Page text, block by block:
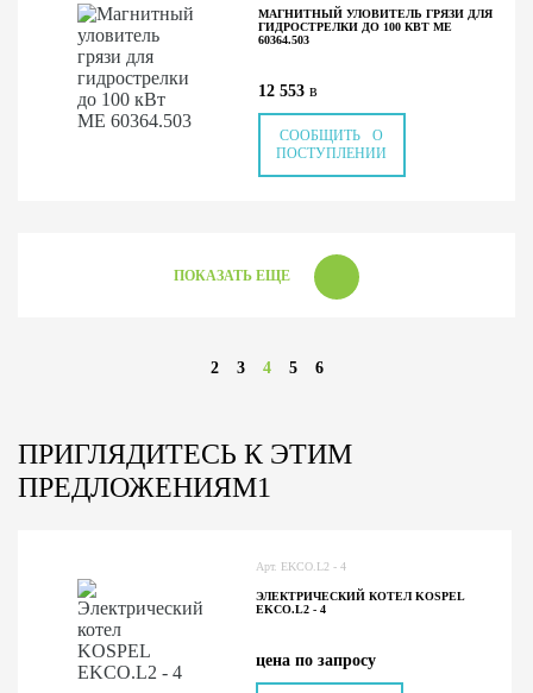
МАГНИТНЫЙ УЛОВИТЕЛЬ ГРЯЗИ ДЛЯ
ГИДРОСТРЕЛКИ ДО 100 КВТ ME
60364.503
12 553 в
СООБЩИТЬ О
ПОСТУПЛЕНИИ
ПОКАЗАТЬ ЕЩЕ
2 3 4 5 6
ПРИГЛЯДИТЕСЬ К ЭТИМ
ПРЕДЛОЖЕНИЯМ1
Арт. EKCO.L2 - 4
ЭЛЕКТРИЧЕСКИЙ КОТЕЛ KOSPEL
EKCO.L2 - 4
цена по запросу